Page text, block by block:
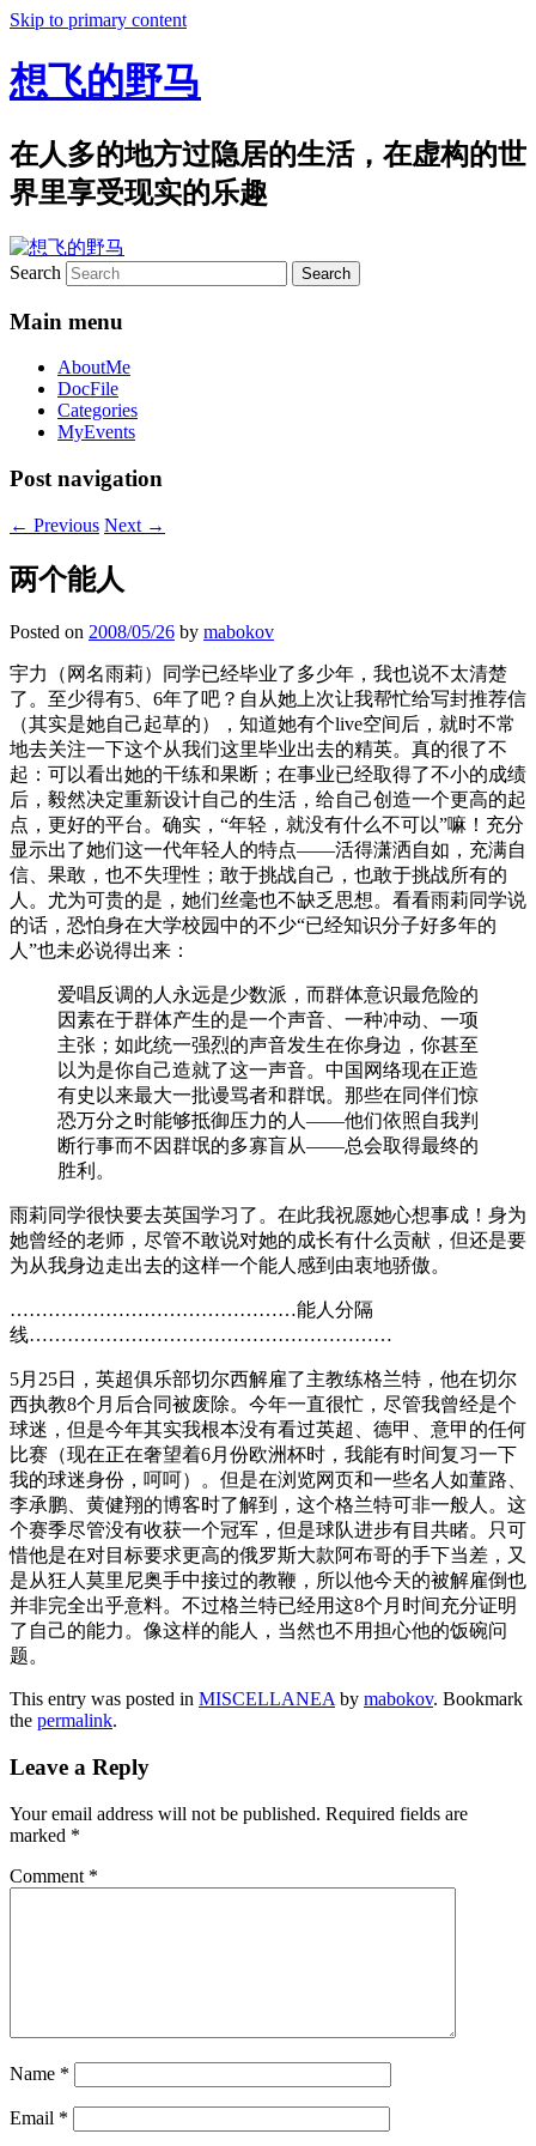
Skip to primary content
想飞的野马
在人多的地方过隐居的生活，在虚构的世
界里享受现实的乐趣
Search
Main menu
AboutMe
DocFile
Categories
MyEvents
Post navigation
← Previous Next →
两个能人
Posted on 2008/05/26 by mabokov
宇力（网名雨莉）同学已经毕业了多少年，我也说不太清楚
了。至少得有5、6年了吧？自从她上次让我帮忙给写封推荐信
（其实是她自己起草的），知道她有个live空间后，就时不常
地去关注一下这个从我们这里毕业出去的精英。真的很了不
起：可以看出她的干练和果断；在事业已经取得了不小的成绩
后，毅然决定重新设计自己的生活，给自己创造一个更高的起
点，更好的平台。确实，“年轻，就没有什么不可以”嘛！充分
显示出了她们这一代年轻人的特点——活得潇洒自如，充满自
信、果敢，也不失理性；敢于挑战自己，也敢于挑战所有的
人。尤为可贵的是，她们丝毫也不缺乏思想。看看雨莉同学说
的话，恐怕身在大学校园中的不少“已经知识分子好多年的
人”也未必说得出来：
爱唱反调的人永远是少数派，而群体意识最危险的
因素在于群体产生的是一个声音、一种冲动、一项
主张；如此统一强烈的声音发生在你身边，你甚至
以为是你自己造就了这一声音。中国网络现在正造
有史以来最大一批谩骂者和群氓。那些在同伴们惊
恐万分之时能够抵御压力的人——他们依照自我判
断行事而不因群氓的多寡盲从——总会取得最终的
胜利。
雨莉同学很快要去英国学习了。在此我祝愿她心想事成！身为
她曾经的老师，尽管不敢说对她的成长有什么贡献，但还是要
为从我身边走出去的这样一个能人感到由衷地骄傲。
………………………………………能人分隔
线…………………………………………………
5月25日，英超俱乐部切尔西解雇了主教练格兰特，他在切尔
西执教8个月后合同被废除。今年一直很忙，尽管我曾经是个
球迷，但是今年其实我根本没有看过英超、德甲、意甲的任何
比赛（现在正在奢望着6月份欧洲杯时，我能有时间复习一下
我的球迷身份，呵呵）。但是在浏览网页和一些名人如董路、
李承鹏、黄健翔的博客时了解到，这个格兰特可非一般人。这
个赛季尽管没有收获一个冠军，但是球队进步有目共睹。只可
惜他是在对目标要求更高的俄罗斯大款阿布哥的手下当差，又
是从狂人莫里尼奥手中接过的教鞭，所以他今天的被解雇倒也
并非完全出乎意料。不过格兰特已经用这8个月时间充分证明
了自己的能力。像这样的能人，当然也不用担心他的饭碗问
题。
This entry was posted in MISCELLANEAby mabokov. Bookmark
the permalink.
Leave a Reply
Your email address will not be published. Required fields are
marked *
Comment *
Name *
Email *